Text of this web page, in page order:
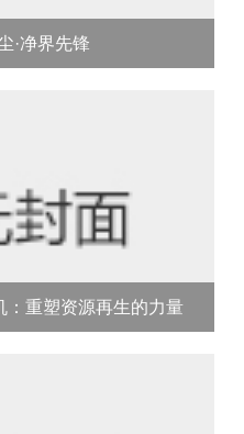
·净界先锋
：重塑资源再生的力量